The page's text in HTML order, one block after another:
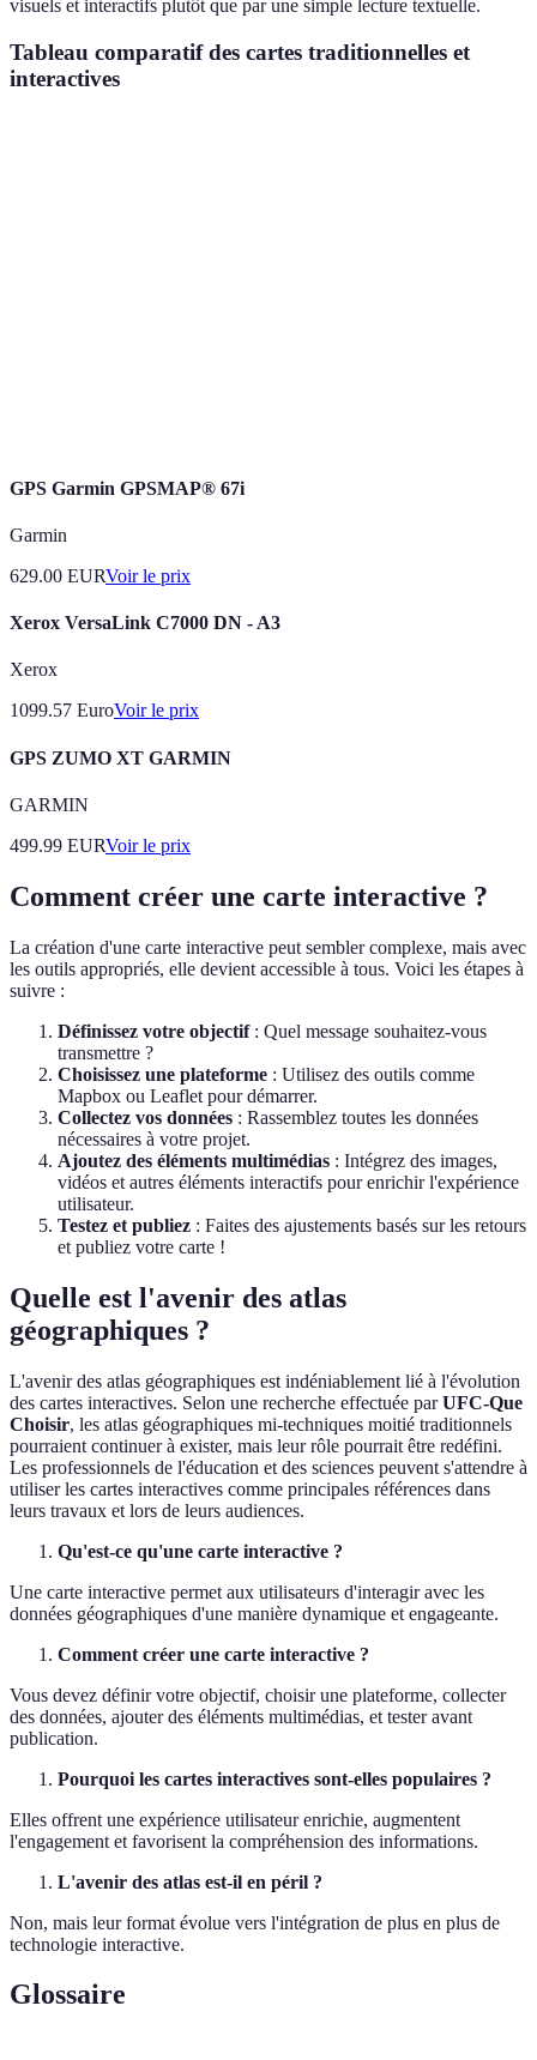
visuels et interactifs plutôt que par une simple lecture textuelle.
Tableau comparatif des cartes traditionnelles et
interactives
GPS Garmin GPSMAP® 67i
Garmin
629.00 EURVoir le prix
Xerox VersaLink C7000 DN - A3
Xerox
1099.57 EuroVoir le prix
GPS ZUMO XT GARMIN
GARMIN
499.99 EURVoir le prix
Comment créer une carte interactive ?
La création d'une carte interactive peut sembler complexe, mais avec
les outils appropriés, elle devient accessible à tous. Voici les étapes à
suivre :
Définissez votre objectif: Quel message souhaitez-vous
transmettre ?
Choisissez une plateforme : Utilisez des outils comme
Mapbox ou Leaflet pour démarrer.
Collectez vos données : Rassemblez toutes les données
nécessaires à votre projet.
Ajoutez des éléments multimédias : Intégrez des images,
vidéos et autres éléments interactifs pour enrichir l'expérience
utilisateur.
Testez et publiez : Faites des ajustements basés sur les retours
et publiez votre carte !
Quelle est l'avenir des atlas
géographiques ?
L'avenir des atlas géographiques est indéniablement lié à l'évolution
des cartes interactives. Selon une recherche effectuée parUFC-Que
Choisir, les atlas géographiques mi-techniques moitié traditionnels
pourraient continuer à exister, mais leur rôle pourrait être redéfini.
Les professionnels de l'éducation et des sciences peuvent s'attendre à
utiliser les cartes interactives comme principales références dans
leurs travaux et lors de leurs audiences.
Qu'est-ce qu'une carte interactive ?
Une carte interactive permet aux utilisateurs d'interagir avec les
données géographiques d'une manière dynamique et engageante.
Comment créer une carte interactive ?
Vous devez définir votre objectif, choisir une plateforme, collecter
des données, ajouter des éléments multimédias, et tester avant
publication.
Pourquoi les cartes interactives sont-elles populaires ?
Elles offrent une expérience utilisateur enrichie, augmentent
l'engagement et favorisent la compréhension des informations.
L'avenir des atlas est-il en péril ?
Non, mais leur format évolue vers l'intégration de plus en plus de
technologie interactive.
Glossaire